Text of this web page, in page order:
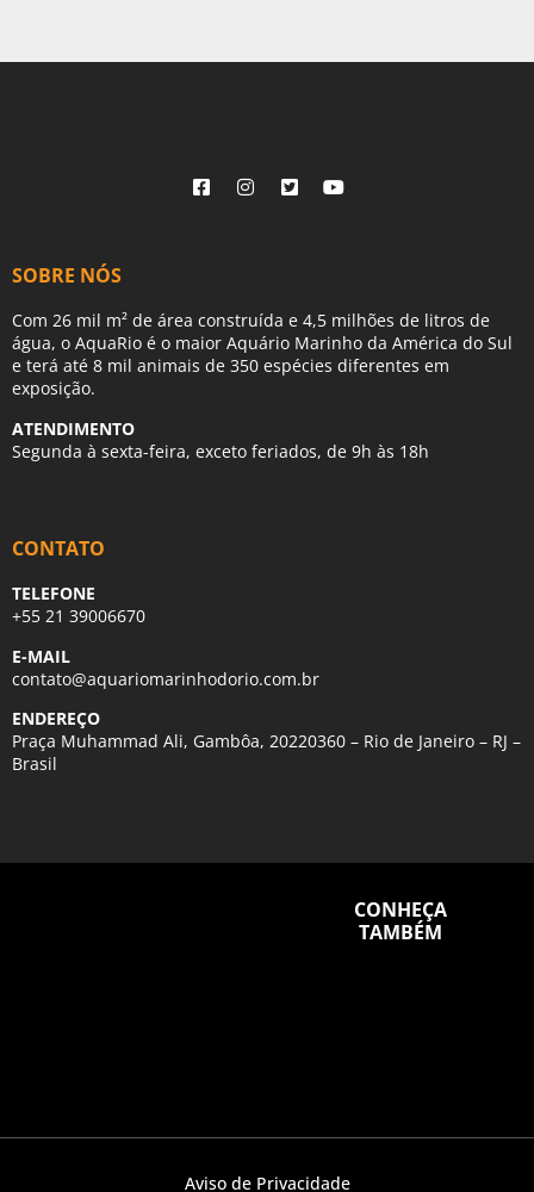
SOBRE NÓS
Com 26 mil m² de área construída e 4,5 milhões de litros de
água, o AquaRio é o maior Aquário Marinho da América do Sul
e terá até 8 mil animais de 350 espécies diferentes em
exposição.
ATENDIMENTO
Segunda à sexta-feira, exceto feriados, de 9h às 18h
CONTATO
TELEFONE
+55 21 39006670
E-MAIL
contato@aquariomarinhodorio.com.br
ENDEREÇO
Praça Muhammad Ali, Gambôa, 20220360 – Rio de Janeiro – RJ –
Brasil
CONHEÇA
TAMBÉM
Aviso de Privacidade